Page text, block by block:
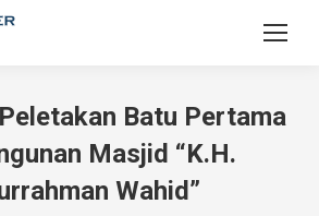
Batu Pertama
Masjid “K.H.
Wahid”